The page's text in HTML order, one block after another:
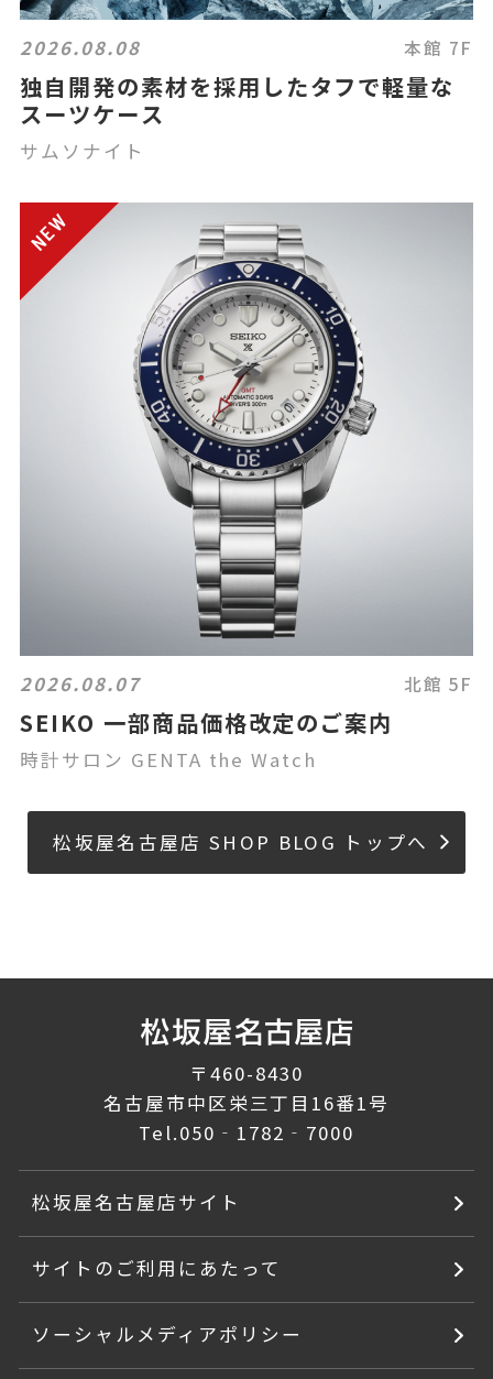
2026.08.08 本館 7F
独自開発の素材を採用したタフで軽量な
スーツケース
サムソナイト
2026.08.07 北館 5F
SEIKO 一部商品価格改定のご案内
時計サロン GENTA the Watch
松坂屋名古屋店 SHOP BLOG トップへ
〒460-8430
名古屋市中区栄三丁目16番1号
Tel.050‐1782‐7000
松坂屋名古屋店サイト
サイトのご利用にあたって
ソーシャルメディアポリシー